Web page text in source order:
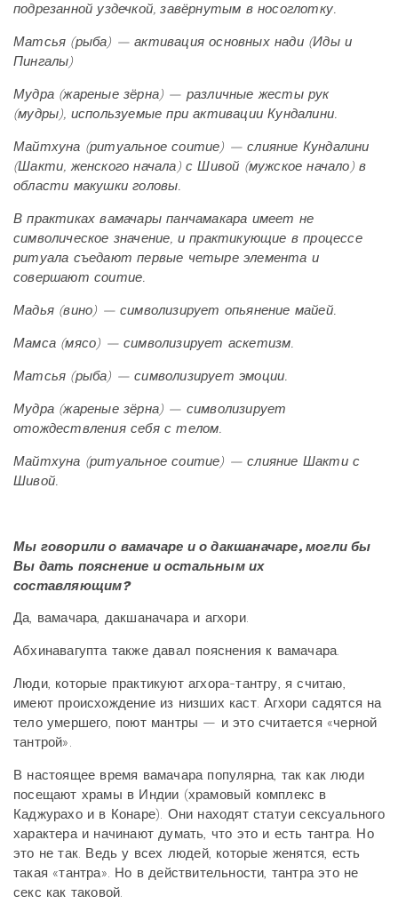
подрезанной уздечкой, завёрнутым в носоглотку.
Матсья (рыба) — активация основных нади (Иды и
Пингалы)
Мудра (жареные зёрна) — различные жесты рук
(мудры), используемые при активации Кундалини.
Майтхуна (ритуальное соитие) — слияние Кундалини
(Шакти, женского начала) с Шивой (мужское начало) в
области макушки головы.
В практиках вамачары панчамакара имеет не
символическое значение, и практикующие в процессе
ритуала съедают первые четыре элемента и
совершают соитие.
Мадья (вино) — символизирует опьянение майей.
Мамса (мясо) — символизирует аскетизм.
Матсья (рыба) — символизирует эмоции.
Мудра (жареные зёрна) — символизирует
отождествления себя с телом.
Майтхуна (ритуальное соитие) — слияние Шакти с
Шивой.
Мы говорили о вамачаре и о дакшаначаре, могли бы
Вы дать пояснение и остальным их
составляющим?
Да, вамачара, дакшаначара и агхори.
Абхинавагупта также давал пояснения к вамачара.
Люди, которые практикуют агхора-тантру, я считаю,
имеют происхождение из низших каст. Агхори садятся на
тело умершего, поют мантры — и это считается «черной
тантрой».
В настоящее время вамачара популярна, так как люди
посещают храмы в Индии (храмовый комплекс в
Каджурахо и в Конаре). Они находят статуи сексуального
характера и начинают думать, что это и есть тантра. Но
это не так. Ведь у всех людей, которые женятся, есть
такая «тантра». Но в действительности, тантра это не
секс как таковой.